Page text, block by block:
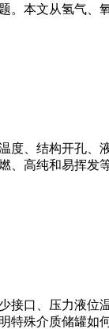
本文从氢气
、结构开孔
高纯和易挥
口、压力液
殊介质储罐